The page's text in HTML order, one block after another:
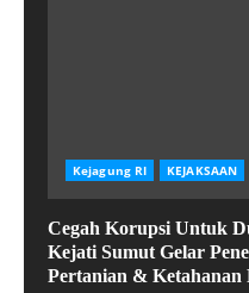
Kejagung RI KEJAKSAAN
Cegah Korupsi Untuk
Kejati Sumut Gelar
Pertanian & Ketahanan